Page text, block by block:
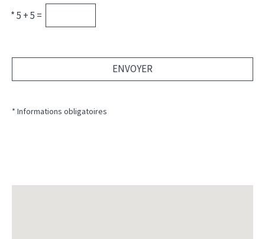
*5 + 5 =
ENVOYER
* Informations obligatoires